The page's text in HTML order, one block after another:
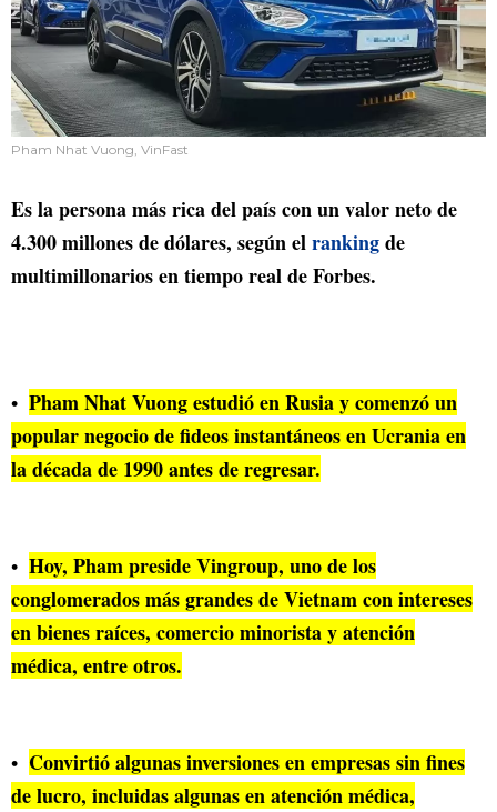
Pham Nhat Vuong, VinFast
Es la persona más rica del país con un valor neto de
4.300 millones de dólares, según elrankingde
multimillonarios en tiempo real de Forbes.
Pham Nhat Vuong estudió en Rusia y comenzó un
popular negocio de fideos instantáneos en Ucrania en
la década de 1990 antes de regresar.
Hoy, Pham preside Vingroup, uno de los
conglomerados más grandes de Vietnam con intereses
en bienes raíces, comercio minorista y atención
médica, entre otros.
Convirtió algunas inversiones en empresas sin fines
de lucro, incluidas algunas en atención médica,